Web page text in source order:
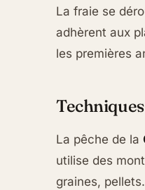
La fraie se
adhèrent aux
les premières
La pêche de la
utilise des
graines,